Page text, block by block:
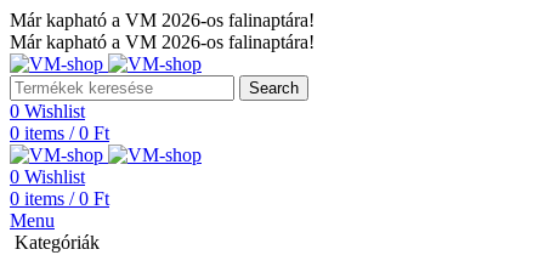
Már kapható a VM 2026-os falinaptára!
Már kapható a VM 2026-os falinaptára!
Search
0 Wishlist
0 items / 0 Ft
0 Wishlist
0 items / 0 Ft
Menu
Kategóriák